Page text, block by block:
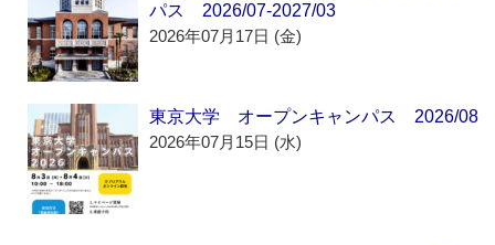
パス 2026/07-2027/03
2026年07月17日 (金)
東京大学 オープンキャンパス 2026/08
2026年07月15日 (水)